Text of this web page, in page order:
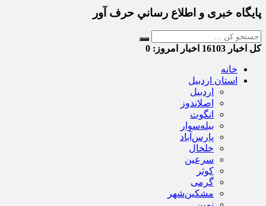
پایگاه خبری و اطلاع رساني حرف آور
کل اخبار اخبار امروز: 0
خانه
استان اردبیل
اردبیل
اصلاندوز
انگوت
بیله‌سوار
پارس‌آباد
خلخال
سرعین
کوثر
گرمی
مشکین‌شهر